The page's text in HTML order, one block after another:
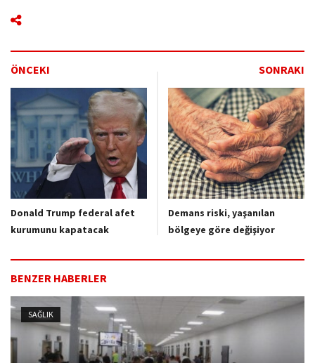
ÖNCEKI SONRAKI
Donald Trump federal afet
kurumunu kapatacak
Demans riski, yaşanılan
bölgeye göre değişiyor
BENZER HABERLER
SAĞLIK